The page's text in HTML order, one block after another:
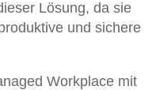
Lösung, da sie
und sichere
Workplace mit